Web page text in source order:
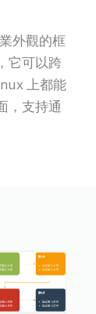
外觀的框
它可以跨
上都能
，支持通